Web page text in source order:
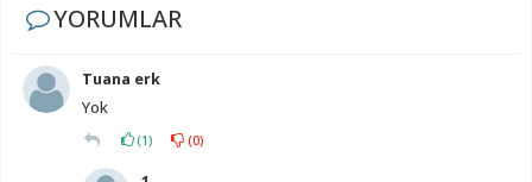
YORUMLAR
Tuana erk
Yok
(1) (0)